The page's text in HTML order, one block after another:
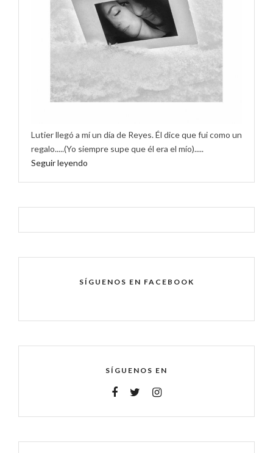
Lutier llegó a mí un día de Reyes. Él dice que fui como un
regalo.....(Yo siempre supe que él era el mío).....
Seguir leyendo
SÍGUENOS EN FACEBOOK
SÍGUENOS EN